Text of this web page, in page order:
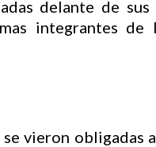
delante de
integrantes de
vieron obligadas